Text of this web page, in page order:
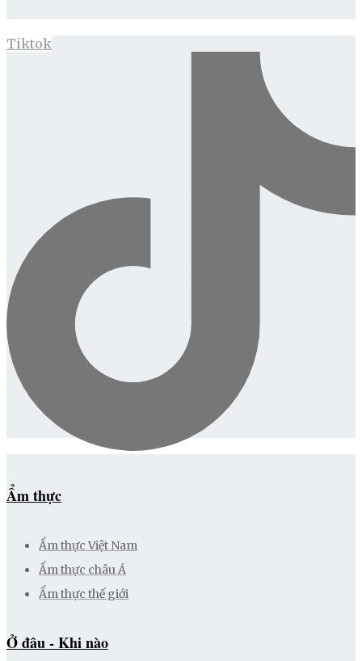
Tiktok
Ẩm thực
Ẩm thực Việt Nam
Ẩm thực châu Á
Ẩm thực thế giới
Ở đâu - Khi nào